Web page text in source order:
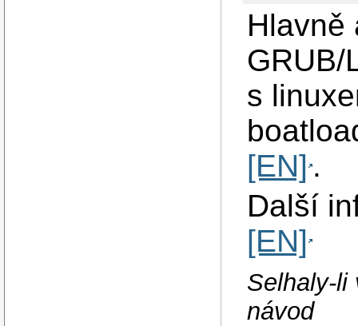
Hlavně
GRUB/
s
[EN] .
Další
[EN]
Selhaly-li
návod